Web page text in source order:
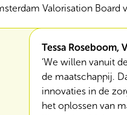
Valorisation Board
Tessa Roseboom,
‘We willen vanuit
de maatschappij.
innovaties in de
het oplossen van